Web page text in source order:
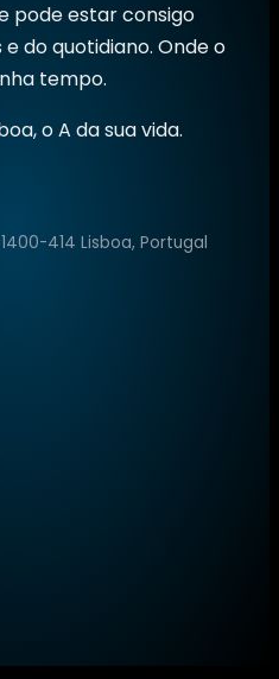
pode estar consigo
do quotidiano. Onde o
tempo.
o A da sua vida.
414 Lisboa, Portugal